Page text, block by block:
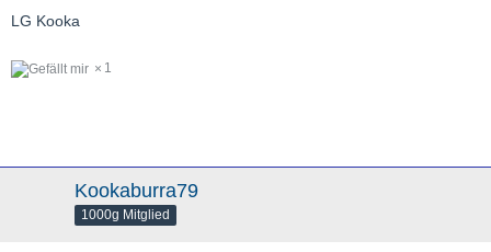
LG Kooka
1
Kookaburra79
1000g Mitglied